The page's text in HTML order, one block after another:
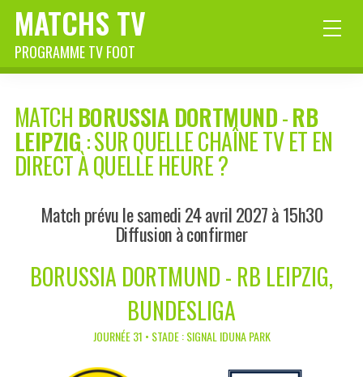
MATCHS TV
PROGRAMME TV FOOT
MATCH BORUSSIA DORTMUND-RB
LEIPZIG : SUR QUELLE CHAÎNE TV ET EN
DIRECT À QUELLE HEURE ?
Match prévu le samedi 24 avril 2027 à 15h30
Diffusion à confirmer
BORUSSIA DORTMUND - RB LEIPZIG,
BUNDESLIGA
JOURNÉE 31 • STADE : SIGNAL IDUNA PARK